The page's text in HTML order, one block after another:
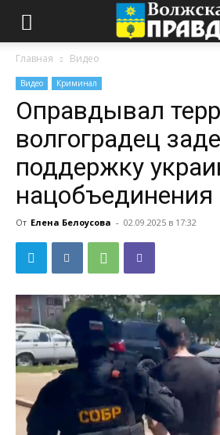
Главная Видео
Видео Криминал
Оправдывал
волгоградец
поддержку
нацобъединения
От Елена Белоусова - 02.09.2025 в 17:32